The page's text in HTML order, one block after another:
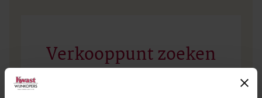
Verkooppunt zoeken
Geen zakelijke klant? Vul dan uw plaatsnaam of